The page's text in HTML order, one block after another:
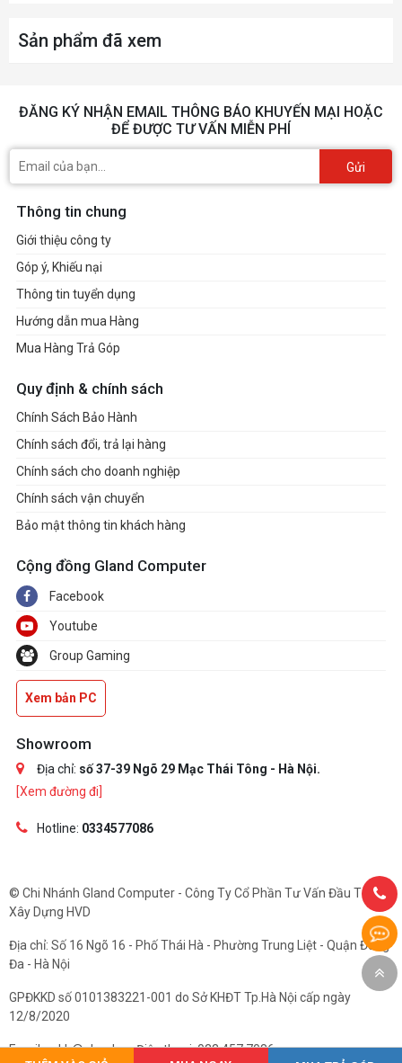
Sản phẩm đã xem
ĐĂNG KÝ NHẬN EMAIL THÔNG BÁO KHUYẾN MẠI HOẶC
ĐỂ ĐƯỢC TƯ VẤN MIỄN PHÍ
Gửi
Thông tin chung
Giới thiệu công ty
Góp ý, Khiếu nại
Thông tin tuyển dụng
Hướng dẫn mua Hàng
Mua Hàng Trả Góp
Quy định & chính sách
Chính Sách Bảo Hành
Chính sách đổi, trả lại hàng
Chính sách cho doanh nghiệp
Chính sách vận chuyển
Bảo mật thông tin khách hàng
Cộng đồng Gland Computer
Facebook
Youtube
Group Gaming
Xem bản PC
Showroom
Địa chỉ: số 37-39 Ngõ 29 Mạc Thái Tông - Hà Nội.
[Xem đường đi]
Hotline: 0334577086
© Chi Nhánh Gland Computer - Công Ty Cổ Phần Tư Vấn Đầu Tư Và
Xây Dựng HVD
Địa chỉ: Số 16 Ngõ 16 - Phố Thái Hà - Phường Trung Liệt - Quận Đống
Đa - Hà Nội
GPĐKKD số 0101383221-001 do Sở KHĐT Tp.Hà Nội cấp ngày
12/8/2020
Email: cskh@gland.vn. Điện thoại: 033.457.7086